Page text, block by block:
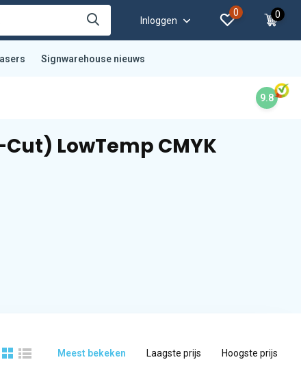
Inloggen
0 0
Signwarehouse nieuws
9.8
LowTemp CMYK
Meest bekeken Laagste prijs Hoogste prijs